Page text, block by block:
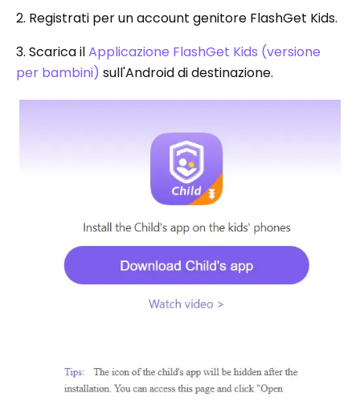
2. Registrati per un account genitore FlashGet Kids.
3. Scarica ilApplicazione FlashGet Kids (versione
per bambini) sull'Android di destinazione.